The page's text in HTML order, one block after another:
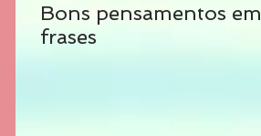
Bons pensamentos em
frases